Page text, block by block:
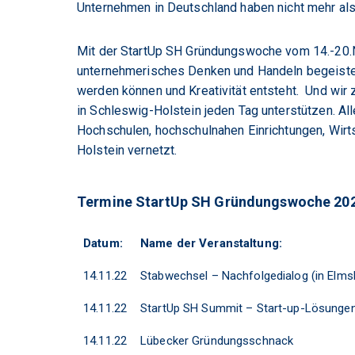
Unternehmen in Deutschland haben nicht mehr
Mit der StartUp SH Gründungswoche vom 14.-
unternehmerisches Denken und Handeln
werden können und Kreativität entsteht. Und wir
in Schleswig-Holstein jeden Tag unterstützen.
Hochschulen, hochschulnahen Einrichtungen,
Holstein vernetzt.
Termine StartUp SH Gründungswoche
Datum: Name der Veranstaltung:
14.11.22 Stabwechsel – Nachfolgedialog (in
14.11.22 StartUp SH Summit – Start-up-
14.11.22 Lübecker Gründungsschnack